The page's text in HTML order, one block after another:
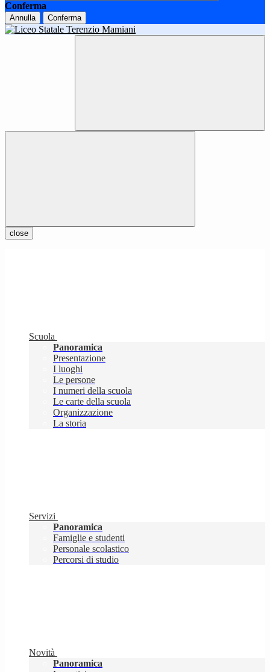
Conferma
Annulla Conferma
close
Scuola
Panoramica
Presentazione
I luoghi
Le persone
I numeri della scuola
Le carte della scuola
Organizzazione
La storia
Servizi
Panoramica
Famiglie e studenti
Personale scolastico
Percorsi di studio
Novità
Panoramica